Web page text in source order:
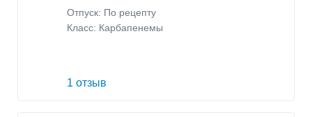
Отпуск: По рецепту
Класс: Карбапенемы
1 отзыв